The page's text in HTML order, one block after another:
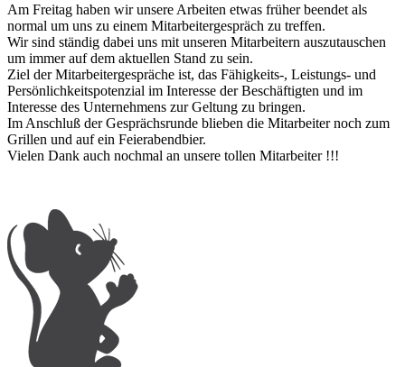
Am Freitag haben wir unsere Arbeiten etwas früher beendet als
normal um uns zu einem Mitarbeitergespräch zu treffen.
Wir sind ständig dabei uns mit unseren Mitarbeitern auszutauschen
um immer auf dem aktuellen Stand zu sein.
Ziel der Mitarbeitergespräche ist, das Fähigkeits-, Leistungs- und
Persönlichkeitspotenzial im Interesse der Beschäftigten und im
Interesse des Unternehmens zur Geltung zu bringen.
Im Anschluß der Gesprächsrunde blieben die Mitarbeiter noch zum
Grillen und auf ein Feierabendbier.
Vielen Dank auch nochmal an unsere tollen Mitarbeiter !!!